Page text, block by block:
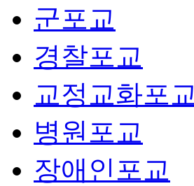
군포교
경찰포교
교정교화포교
병원포교
장애인포교